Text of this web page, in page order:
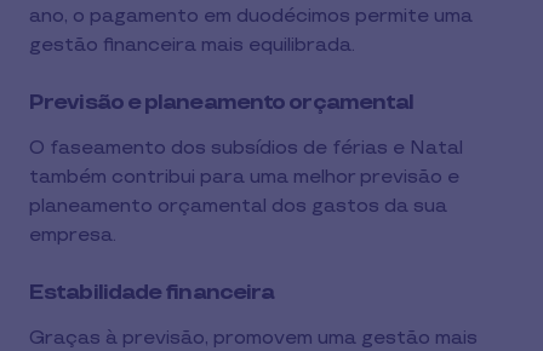
ano, o pagamento em duodécimos permite uma
gestão financeira mais equilibrada.
Previsão e planeamento orçamental
O faseamento dos subsídios de férias e Natal
também contribui para uma melhor previsão e
planeamento orçamental dos gastos da sua
empresa.
Estabilidade financeira
Graças à previsão, promovem uma gestão mais